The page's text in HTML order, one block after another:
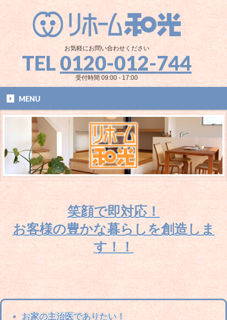
お気軽にお問い合わせください
TEL0120-012-744
受付時間 09:00 - 17:00
MENU
笑顔で即対応！
お客様の豊かな暮らしを創造しま
す！！
お家の主治医でありたい！